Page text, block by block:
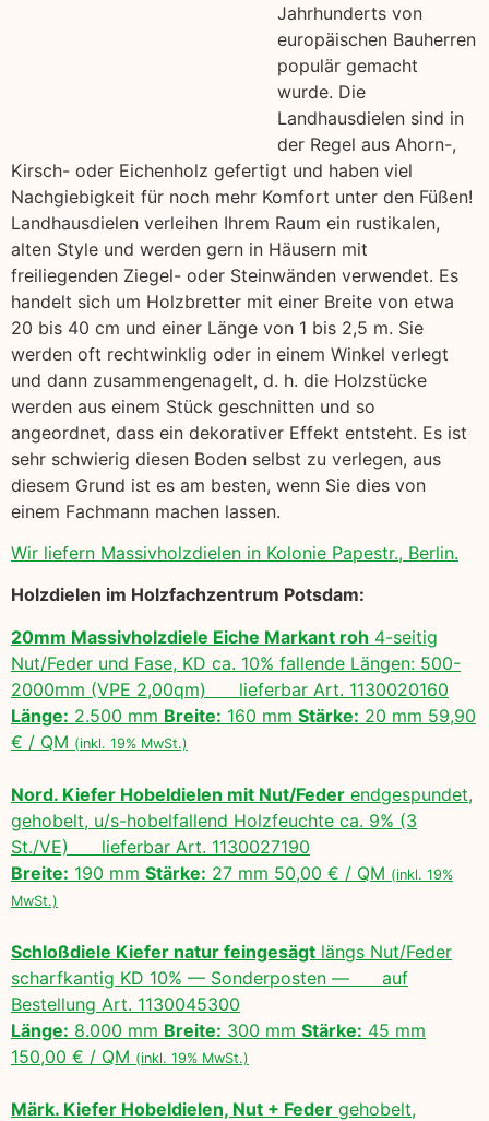
Jahrhunderts von
europäischen Bauherren
populär gemacht
wurde. Die
Landhausdielen sind in
der Regel aus Ahorn-,
Kirsch- oder Eichenholz gefertigt und haben viel
Nachgiebigkeit für noch mehr Komfort unter den Füßen!
Landhausdielen verleihen Ihrem Raum ein rustikalen,
alten Style und werden gern in Häusern mit
freiliegenden Ziegel- oder Steinwänden verwendet. Es
handelt sich um Holzbretter mit einer Breite von etwa
20 bis 40 cm und einer Länge von 1 bis 2,5 m. Sie
werden oft rechtwinklig oder in einem Winkel verlegt
und dann zusammengenagelt, d. h. die Holzstücke
werden aus einem Stück geschnitten und so
angeordnet, dass ein dekorativer Effekt entsteht. Es ist
sehr schwierig diesen Boden selbst zu verlegen, aus
diesem Grund ist es am besten, wenn Sie dies von
einem Fachmann machen lassen.
Wir liefern Massivholzdielen in Kolonie Papestr., Berlin.
Holzdielen im Holzfachzentrum Potsdam:
20mm Massivholzdiele Eiche Markant roh 4-seitig
Nut/Feder und Fase, KD ca. 10% fallende Längen: 500-
2000mm (VPE 2,00qm) lieferbar Art. 1130020160
Länge: 2.500 mm Breite: 160 mm Stärke: 20 mm 59,90
€ / QM (inkl. 19% MwSt.)
Nord. Kiefer Hobeldielen mit Nut/Feder endgespundet,
gehobelt, u/s-hobelfallend Holzfeuchte ca. 9% (3
St./VE) lieferbar Art. 1130027190
Breite: 190 mm Stärke: 27 mm 50,00 € / QM (inkl. 19%
MwSt.)
Schloßdiele Kiefer natur feingesägt längs Nut/Feder
scharfkantig KD 10% — Sonderposten — auf
Bestellung Art. 1130045300
Länge: 8.000 mm Breite: 300 mm Stärke: 45 mm
150,00 € / QM (inkl. 19% MwSt.)
Märk. Kiefer Hobeldielen, Nut + Feder gehobelt,